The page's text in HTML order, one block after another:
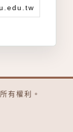
有權利。